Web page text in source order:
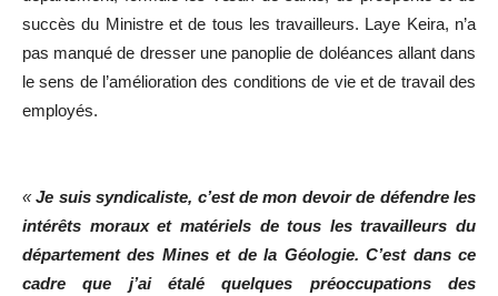
succès du Ministre et de tous les travailleurs. Laye Keira, n’a
pas manqué de dresser une panoplie de doléances allant dans
le sens de l’amélioration des conditions de vie et de travail des
employés.
«Je suis syndicaliste, c’est de mon devoir de défendre les
intérêts moraux et matériels de tous les travailleurs du
département des Mines et de la Géologie. C’est dans ce
cadre que j’ai étalé quelques préoccupations des